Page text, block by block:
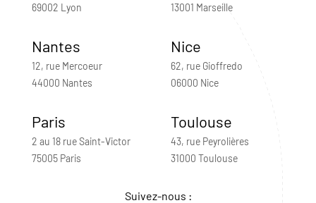
69002 Lyon
13001 Marseille
Nantes
12, rue Mercoeur
44000 Nantes
Nice
62, rue Gioffredo
06000 Nice
Paris
2 au 18 rue Saint-Victor
75005 Paris
Toulouse
43, rue Peyrolières
31000 Toulouse
Suivez-nous :